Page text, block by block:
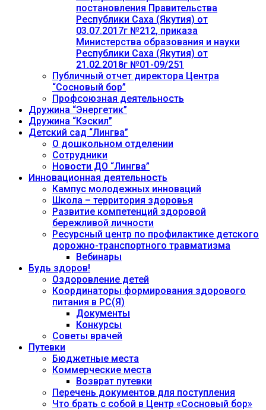
постановления Правительства
Республики Саха (Якутия) от
03.07.2017г №212, приказа
Министерства образования и науки
Республики Саха (Якутия) от
21.02.2018г №01-09/251
Публичный отчет директора Центра
“Сосновый бор”
Профсоюзная деятельность
Дружина “Энергетик”
Дружина “Кэскил”
Детский сад “Лингва”
О дошкольном отделении
Сотрудники
Новости ДО “Лингва”
Инновационная деятельность
Кампус молодежных инноваций
Школа – территория здоровья
Развитие компетенций здоровой
бережливой личности
Ресурсный центр по профилактике детского
дорожно-транспортного травматизма
Вебинары
Будь здоров!
Оздоровление детей
Координаторы формирования здорового
питания в РС(Я)
Документы
Конкурсы
Советы врачей
Путевки
Бюджетные места
Коммерческие места
Возврат путевки
Перечень документов для поступления
Что брать с собой в Центр «Сосновый бор»